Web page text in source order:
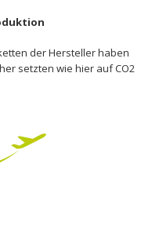
der Hersteller haben
setzten wie hier auf CO2